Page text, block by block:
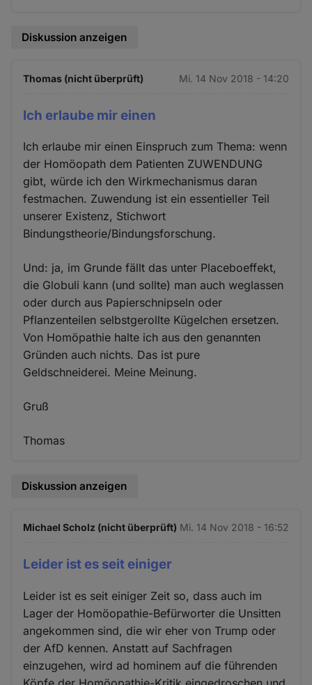
Diskussion anzeigen
Thomas (nicht überprüft) Mi. 14 Nov 2018 - 14:20
Ich erlaube mir einen
Ich erlaube mir einen Einspruch zum Thema: wenn
der Homöopath dem Patienten ZUWENDUNG
gibt, würde ich den Wirkmechanismus daran
festmachen. Zuwendung ist ein essentieller Teil
unserer Existenz, Stichwort
Bindungstheorie/Bindungsforschung.
Und: ja, im Grunde fällt das unter Placeboeffekt,
die Globuli kann (und sollte) man auch weglassen
oder durch aus Papierschnipseln oder
Pflanzenteilen selbstgerollte Kügelchen ersetzen.
Von Homöpathie halte ich aus den genannten
Gründen auch nichts. Das ist pure
Geldschneiderei. Meine Meinung.
Gruß
Thomas
Diskussion anzeigen
Michael Scholz (nicht überprüft) Mi. 14 Nov 2018 - 16:52
Leider ist es seit einiger
Leider ist es seit einiger Zeit so, dass auch im
Lager der Homöopathie-Befürworter die Unsitten
angekommen sind, die wir eher von Trump oder
der AfD kennen. Anstatt auf Sachfragen
einzugehen, wird ad hominem auf die führenden